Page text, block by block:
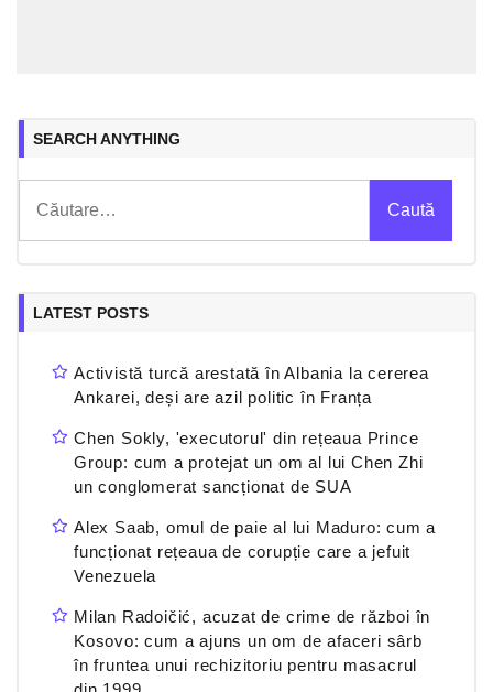
SEARCH ANYTHING
după:
LATEST POSTS
Activistă turcă arestată în Albania la cererea
Ankarei, deși are azil politic în Franța
Chen Sokly, 'executorul' din rețeaua Prince
Group: cum a protejat un om al lui Chen Zhi
un conglomerat sancționat de SUA
Alex Saab, omul de paie al lui Maduro: cum a
funcționat rețeaua de corupție care a jefuit
Venezuela
Milan Radoičić, acuzat de crime de război în
Kosovo: cum a ajuns un om de afaceri sârb
în fruntea unui rechizitoriu pentru masacrul